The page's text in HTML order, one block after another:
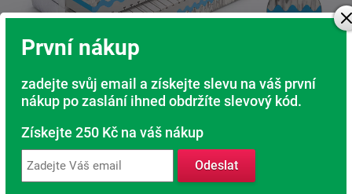
Pevné jádro matrace je tvořeno vlnkovou pěnou
Medifoam o objemové hmotnosti 35kg/m³.
krásně přizpůsobí ležícímu tělu.
První nákup
zadejte svůj email a získejte slevu na váš první
nákup po zaslání ihned obdržíte slevový kód.
Získejte 250 Kč na váš nákup
Odeslat